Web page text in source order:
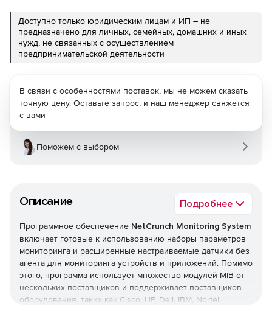
Доступно только юридическим лицам и ИП – не
предназначено для личных, семейных, домашних и иных
нужд, не связанных с осуществлением
предпринимательской деятельности
Описание Подробнее
Программное обеспечение NetCrunch Monitoring System
включает готовые к использованию наборы параметров
мониторинга и расширенные настраиваемые датчики без
агента для мониторинга устройств и приложений. Помимо
этого, программа использует множество модулей MIB от
нескольких поставщиков и поддерживает поставщиков
оборудования, таких как Cisco, HP, Dell, IBM, Nortel,
В связи с особенностями поставок, мы не можем сказать
точную цену. Оставьте запрос, и наш менеджер свяжется
с вами
Поможем с выбором